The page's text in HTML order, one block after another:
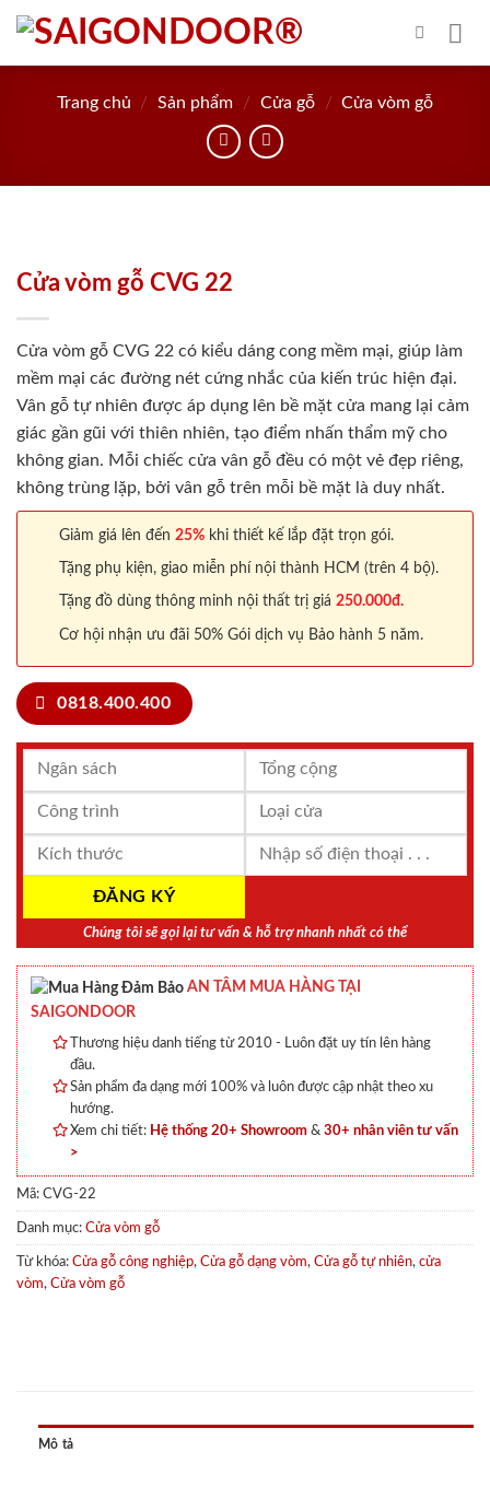
Skip
content
Trang chủ / Sản phẩm / Cửa gỗ / Cửa vòm gỗ
Cửa vòm gỗ CVG 22
Cửa vòm gỗ CVG 22 có kiểu dáng cong mềm mại, giúp làm
mềm mại các đường nét cứng nhắc của kiến trúc hiện đại.
Vân gỗ tự nhiên được áp dụng lên bề mặt cửa mang lại cảm
giác gần gũi với thiên nhiên, tạo điểm nhấn thẩm mỹ cho
không gian. Mỗi chiếc cửa vân gỗ đều có một vẻ đẹp riêng,
không trùng lặp, bởi vân gỗ trên mỗi bề mặt là duy nhất.
Giảm giá lên đến 25% khi thiết kế lắp đặt trọn gói.
Tặng phụ kiện, giao miễn phí nội thành HCM (trên 4 bộ).
Tặng đồ dùng thông minh nội thất trị giá 250.000đ.
Cơ hội nhận ưu đãi 50% Gói dịch vụ Bảo hành 5 năm.
0818.400.400
Chúng tôi sẽ gọi lại tư vấn & hỗ trợ nhanh nhất có thể
AN TÂM MUA HÀNG TẠI
SAIGONDOOR
Thương hiệu danh tiếng từ 2010 - Luôn đặt uy tín lên hàng
đầu.
Sản phẩm đa dạng mới 100% và luôn được cập nhật theo xu
hướng.
Xem chi tiết: Hệ thống 20+ Showroom & 30+ nhân viên tư vấn
>
Mã: CVG-22
Danh mục: Cửa vòm gỗ
Từ khóa: Cửa gỗ công nghiệp, Cửa gỗ dạng vòm, Cửa gỗ tự nhiên, cửa
vòm, Cửa vòm gỗ
Mô tả